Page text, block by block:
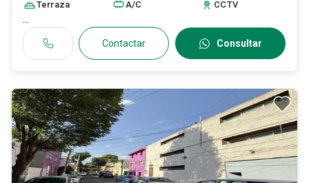
Terraza
A/C CCTV
...
Contactar Consultar